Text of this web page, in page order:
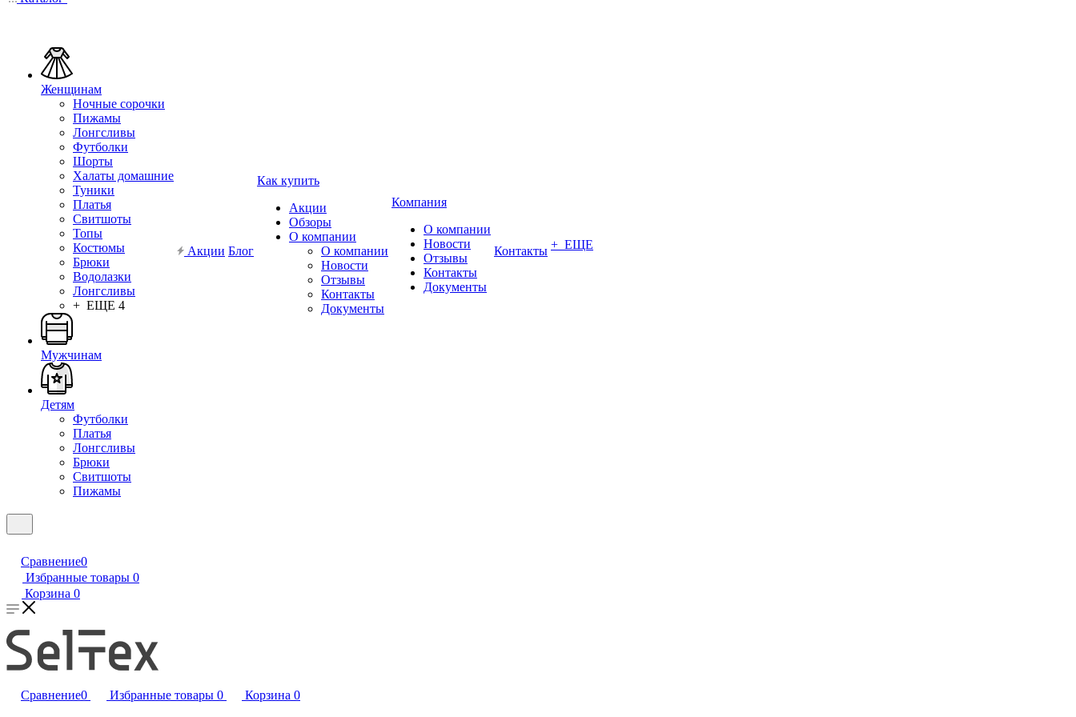
Женщинам
Ночные сорочки
Пижамы
Лонгсливы
Футболки
Шорты
Халаты домашние
Туники
Платья
Свитшоты
Топы
Костюмы
Брюки
Водолазки
Лонгсливы
+ ЕЩЕ 4
Мужчинам
Детям
Футболки
Платья
Лонгсливы
Брюки
Свитшоты
Пижамы
Акции Блог
Как купить
Акции
Обзоры
О компании
О компании
Новости
Отзывы
Контакты
Документы
Компания
О компании
Новости
Отзывы
Контакты
Документы
Контакты + ЕЩЕ
Сравнение0
Избранные товары 0
Корзина 0
Сравнение0 Избранные товары 0 Корзина 0